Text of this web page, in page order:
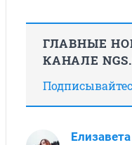
ГЛАВНЫЕ
КАНАЛЕ